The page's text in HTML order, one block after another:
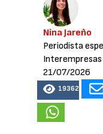
Nina Jareño
Periodista
Interempresas
21/07/2026
19362